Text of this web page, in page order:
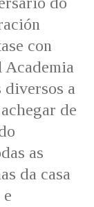
con
Academia
diversos a
de
as
da casa